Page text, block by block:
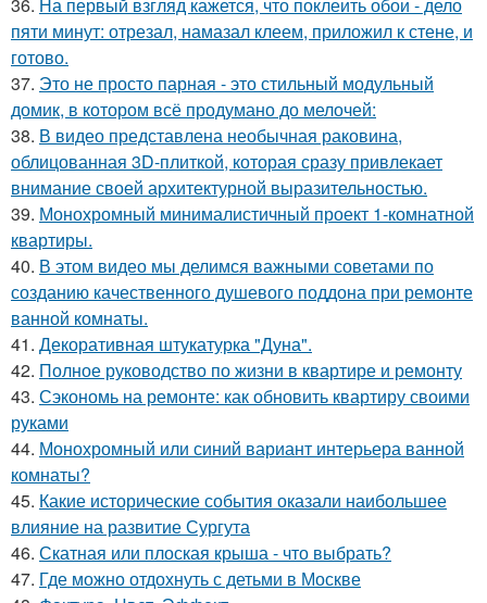
пяти минут: отрезал, намазал клеем, приложил к стене, и
готово.
37. Это не просто парная - это стильный модульный
домик, в котором всё продумано до мелочей:
38. В видео представлена необычная раковина,
облицованная 3D-плиткой, которая сразу привлекает
внимание своей архитектурной выразительностью.
39. Монохромный минималистичный проект 1-комнатной
квартиры.
40. В этом видео мы делимся важными советами по
созданию качественного душевого поддона при ремонте
ванной комнаты.
41. Декоративная штукатурка "Дуна".
42. Полное руководство по жизни в квартире и ремонту
43. Сэкономь на ремонте: как обновить квартиру своими
руками
44. Монохромный или синий вариант интерьера ванной
комнаты?
45. Какие исторические события оказали наибольшее
влияние на развитие Сургута
46. Скатная или плоская крыша - что выбрать?
47. Где можно отдохнуть с детьми в Москве